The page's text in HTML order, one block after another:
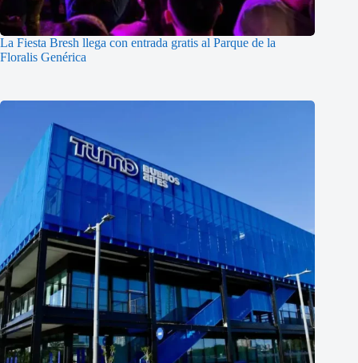
La Fiesta Bresh llega con entrada gratis al Parque de la
Floralis Genérica